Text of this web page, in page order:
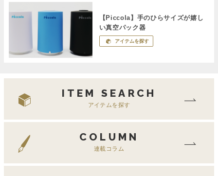
【Piccola】手のひらサイズが嬉し
い真空パック器
アイテムを探す
ITEM SEARCH
アイテムを探す
COLUMN
連載コラム